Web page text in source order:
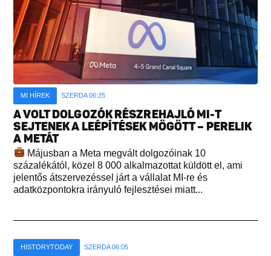
MI HÍREK SZERDA 06:25
A VOLT DOLGOZÓK RÉSZREHAJLÓ MI-T
SEJTENEK A LEÉPÍTÉSEK MÖGÖTT – PERELIK
A METÁT
Májusban a Meta megvált dolgozóinak 10
százalékától, közel 8 000 alkalmazottat küldött el, ami
jelentős átszervezéssel járt a vállalat MI-re és
adatközpontokra irányuló fejlesztései miatt...
HISTORYTODAY SZERDA 06:05